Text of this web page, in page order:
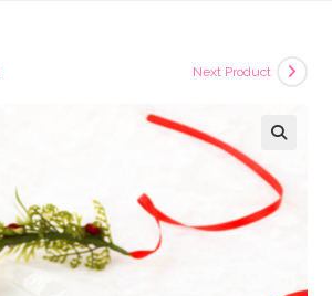
Next Product